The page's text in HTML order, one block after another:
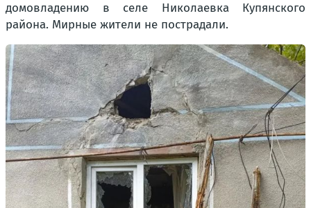
домовладению в селе Николаевка Купянского
района. Мирные жители не пострадали.